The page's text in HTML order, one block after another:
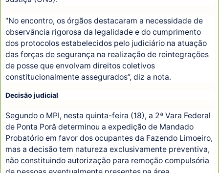
“No encontro, os órgãos destacaram a necessidade de
observância rigorosa da legalidade e do cumprimento
dos protocolos estabelecidos pelo judiciário na atuação
das forças de segurança na realização de reintegrações
de posse que envolvam direitos coletivos
constitucionalmente assegurados”, diz a nota.
Decisão judicial
Segundo o MPI, nesta quinta-feira (18), a 2ª Vara Federal
de Ponta Porã determinou a expedição de Mandado
Probatório em favor dos ocupantes da Fazendo Limoeiro,
mas a decisão tem natureza exclusivamente preventiva,
não constituindo autorização para remoção compulsória